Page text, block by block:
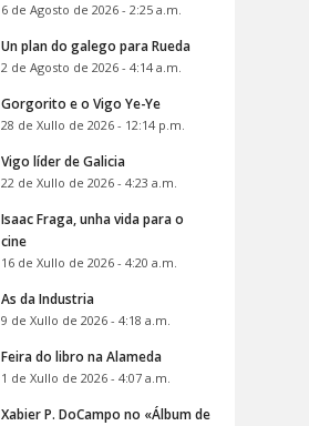
6 de Agosto de 2026 - 2:25 a.m.
Un plan do galego para Rueda
2 de Agosto de 2026 - 4:14 a.m.
Gorgorito e o Vigo Ye-Ye
28 de Xullo de 2026 - 12:14 p.m.
Vigo líder de Galicia
22 de Xullo de 2026 - 4:23 a.m.
Isaac Fraga, unha vida para o
cine
16 de Xullo de 2026 - 4:20 a.m.
As da Industria
9 de Xullo de 2026 - 4:18 a.m.
Feira do libro na Alameda
1 de Xullo de 2026 - 4:07 a.m.
Xabier P. DoCampo no «Álbum de